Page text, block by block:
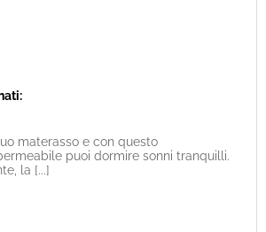
materasso e con questo
puoi dormire sonni tranquilli.
la [...]